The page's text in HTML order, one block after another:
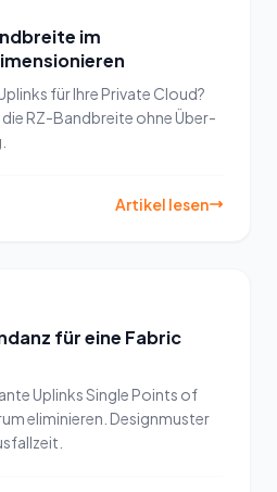
im
für Ihre Private Cloud?
RZ-Bandbreite ohne Über-
Artikel lesen
für eine Fabric
Uplinks Single Points of
eliminieren. Designmuster